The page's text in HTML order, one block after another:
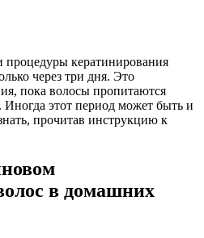
кератинирования
через три дня. Это
пока волосы пропитаются
этот период может быть и
прочитав инструкцию к
в домашних